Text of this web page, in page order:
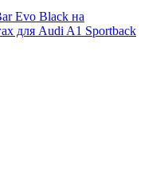
Evo Black на
для Audi A1 Sportback